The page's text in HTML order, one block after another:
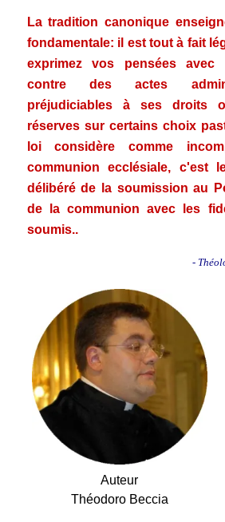
La tradition canonique
fondamentale: il est tout à fait
exprimez vos pensées avec
contre des actes
préjudiciables à ses droits
réserves sur certains choix
loi considère comme
communion ecclésiale, c'est
délibéré de la soumission au
de la communion avec les
soumis..
-
Auteur
Théodoro Beccia